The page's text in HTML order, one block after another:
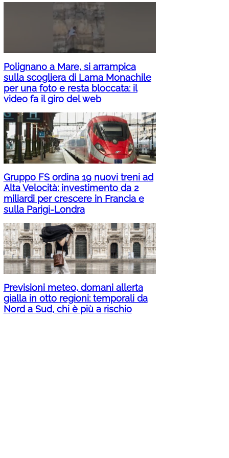
Polignano a Mare, si arrampica
sulla scogliera di Lama Monachile
per una foto e resta bloccata: il
video fa il giro del web
Gruppo FS ordina 19 nuovi treni ad
Alta Velocità: investimento da 2
miliardi per crescere in Francia e
sulla Parigi-Londra
Previsioni meteo, domani allerta
gialla in otto regioni: temporali da
Nord a Sud, chi è più a rischio